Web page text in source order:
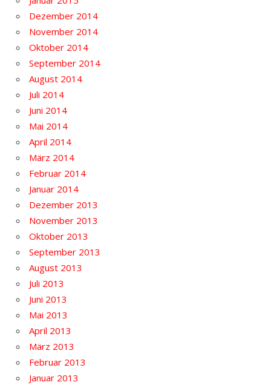
Dezember 2014
November 2014
Oktober 2014
September 2014
August 2014
Juli 2014
Juni 2014
Mai 2014
April 2014
März 2014
Februar 2014
Januar 2014
Dezember 2013
November 2013
Oktober 2013
September 2013
August 2013
Juli 2013
Juni 2013
Mai 2013
April 2013
März 2013
Februar 2013
Januar 2013